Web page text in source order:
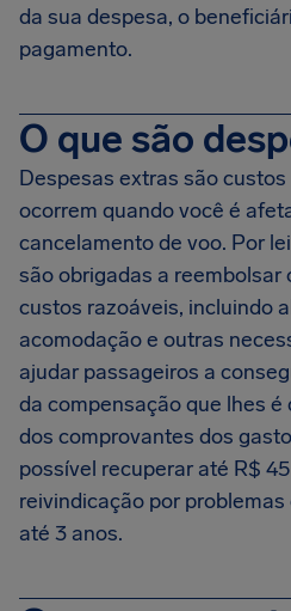
da sua despesa, o
pagamento.
O que são
Despesas extras são
ocorrem quando você é
cancelamento de voo. Por
são obrigadas a reembolsar
custos razoáveis, incluindo
acomodação e outras
ajudar passageiros a
da compensação que lhes é
dos comprovantes dos
possível recuperar até R$
reivindicação por
até 3 anos.